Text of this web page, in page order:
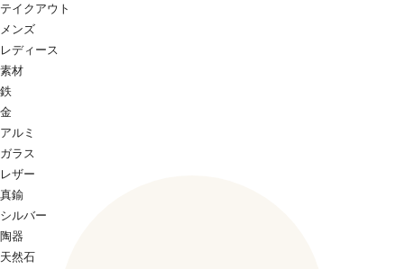
テイクアウト
メンズ
レディース
素材
鉄
金
アルミ
ガラス
レザー
真鍮
シルバー
陶器
天然石